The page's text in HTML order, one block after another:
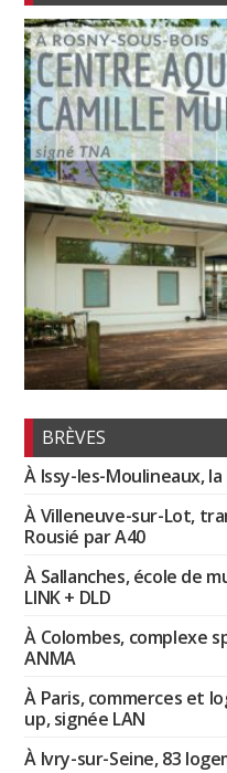
BRÈVES
À Issy-les-Moulineaux,
À Villeneuve-sur-Lot,
Rousié par A40
À Sallanches, école de
LINK + DLD
À Colombes, complexe
ANMA
À Paris, commerces et
up, signée LAN
À Ivry-sur-Seine, 83